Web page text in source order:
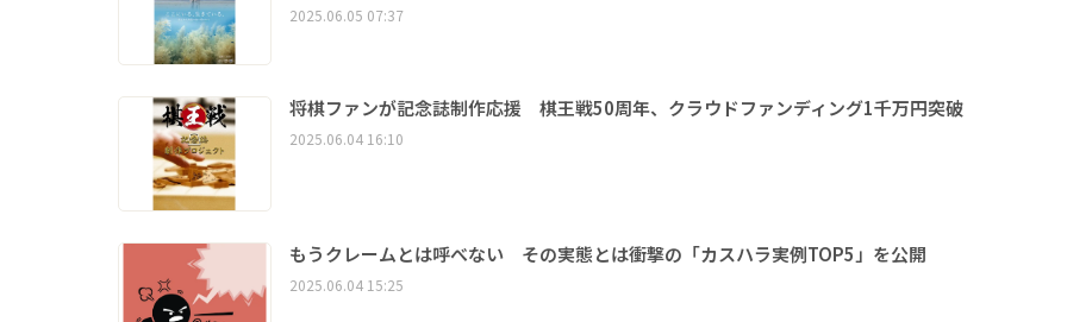
2025.06.05 07:37
将棋ファンが記念誌制作応援 棋王戦50周年、クラウドファンディング1千万円突破
2025.06.04 16:10
もうクレームとは呼べない その実態とは衝撃の「カスハラ実例TOP5」を公開
2025.06.04 15:25